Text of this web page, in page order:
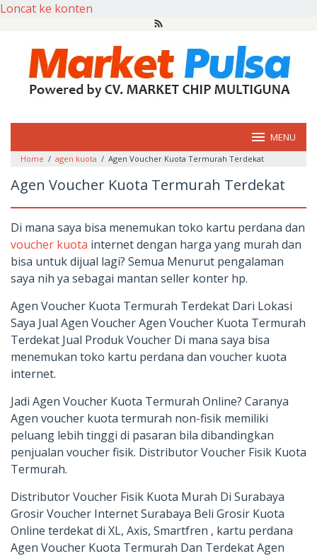
Loncat ke konten
MENU
Home / agen kuota / Agen Voucher Kuota Termurah Terdekat
Agen Voucher Kuota Termurah Terdekat
Di mana saya bisa menemukan toko kartu perdana dan
voucher kuota internet dengan harga yang murah dan
bisa untuk dijual lagi? Semua Menurut pengalaman
saya nih ya sebagai mantan seller konter hp.
Agen Voucher Kuota Termurah Terdekat Dari Lokasi
Saya Jual Agen Voucher Agen Voucher Kuota Termurah
Terdekat Jual Produk Voucher Di mana saya bisa
menemukan toko kartu perdana dan voucher kuota
internet.
Jadi Agen Voucher Kuota Termurah Online? Caranya
Agen voucher kuota termurah non-fisik memiliki
peluang lebih tinggi di pasaran bila dibandingkan
penjualan voucher fisik. Distributor Voucher Fisik Kuota
Termurah.
Distributor Voucher Fisik Kuota Murah Di Surabaya
Grosir Voucher Internet Surabaya Beli Grosir Kuota
Online terdekat di XL, Axis, Smartfren , kartu perdana
Agen Voucher Kuota Termurah Dan Terdekat Agen